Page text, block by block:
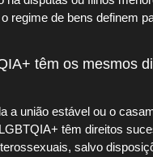
regime de bens definem
têm os mesmos
a união estável ou o
têm direitos
salvo